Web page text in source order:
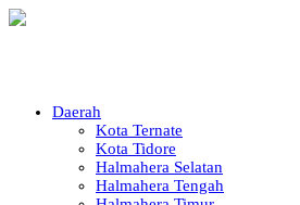
Daerah
Kota Ternate
Kota Tidore
Halmahera Selatan
Halmahera Tengah